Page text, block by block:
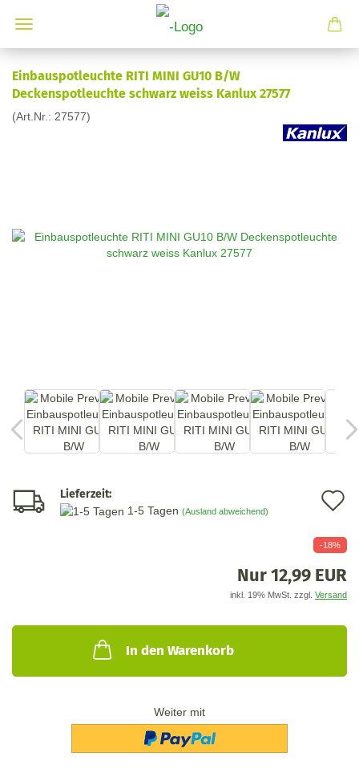
Einbauspotleuchte RITI MINI GU10 B/W
Deckenspotleuchte schwarz weiss Kanlux 27577
(Art.Nr.: 27577)
Lieferzeit:
1-5 Tagen (Ausland abweichend)
-18%
Nur 12,99 EUR
inkl. 19% MwSt. zzgl. Versand
In den Warenkorb
Weiter mit